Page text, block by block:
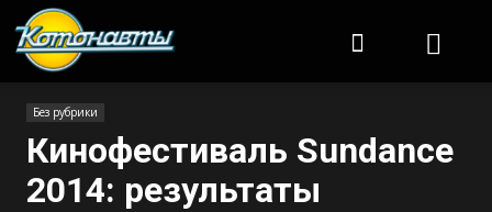
Без рубрики
Кинофестиваль Sundance
2014: результаты